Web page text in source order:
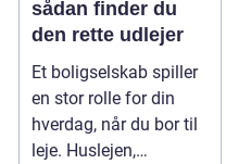
sådan finder du
den rette udlejer
Et boligselskab spiller
en stor rolle for din
hverdag, når du bor til
leje. Huslejen,